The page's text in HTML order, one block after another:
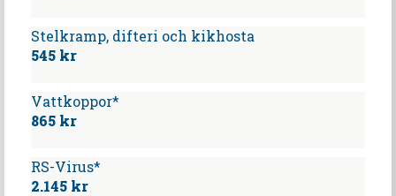
Stelkramp, difteri och kikhosta
545 kr
Vattkoppor*
865 kr
RS-Virus*
2.145 kr